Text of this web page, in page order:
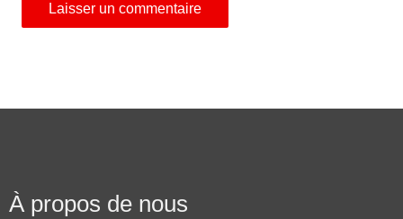
À propos de nous